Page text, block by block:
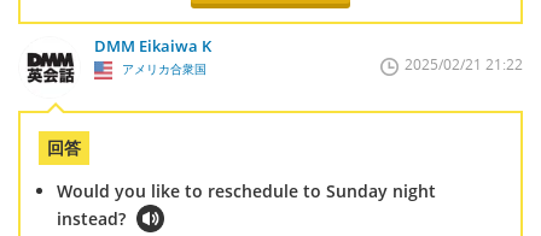
DMM Eikaiwa K
アメリカ合衆国 2025/02/21 21:22
回答
Would you like to reschedule to Sunday night
instead?